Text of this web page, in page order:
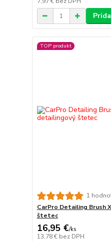
TOP produkt
1
CarPro Detailing Brush
štetec
16,95 €/ks
13,78 € bez DPH